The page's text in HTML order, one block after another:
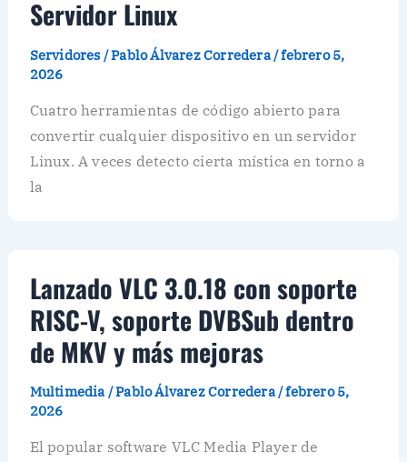
Servidor Linux
Servidores /Pablo Álvarez Corredera/febrero 5,
2026
Cuatro herramientas de código abierto para
convertir cualquier dispositivo en un servidor
Linux. A veces detecto cierta mística en torno a
la
Lanzado VLC 3.0.18 con soporte
RISC-V, soporte DVBSub dentro
de MKV y más mejoras
Multimedia/Pablo Álvarez Corredera/febrero 5,
2026
El popular software VLC Media Player de